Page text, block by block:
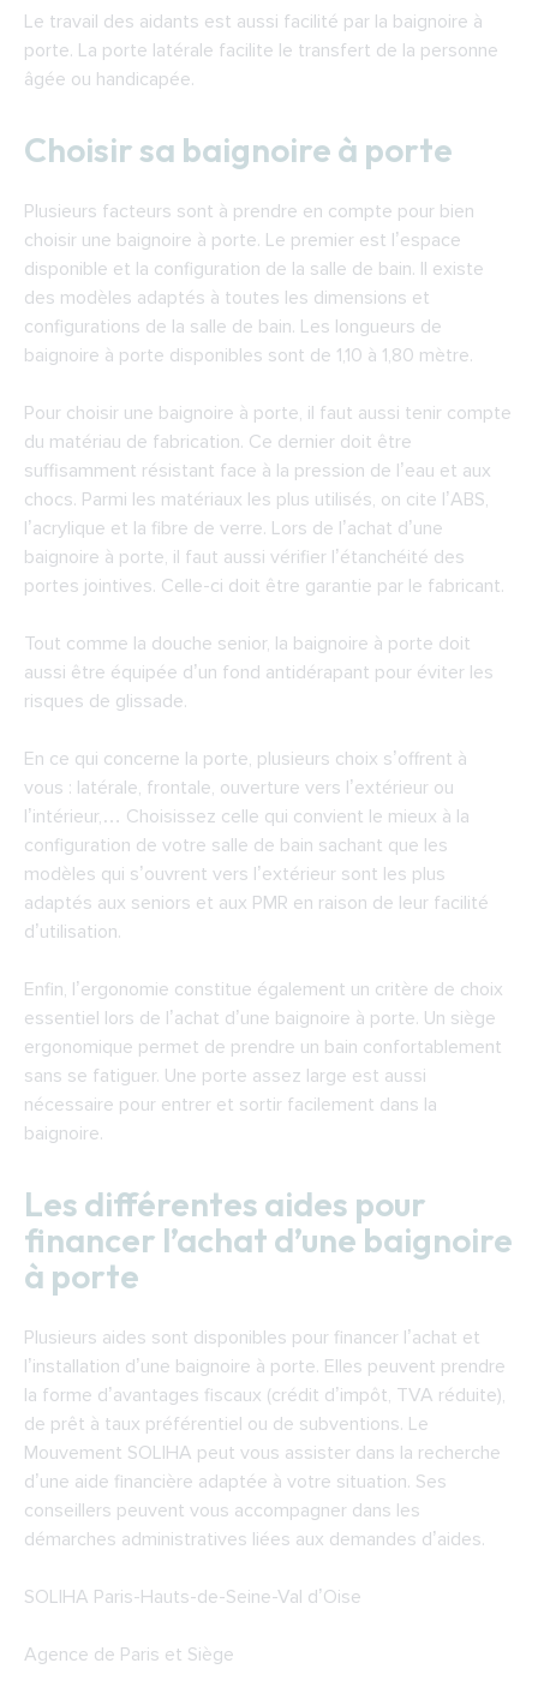
Le travail des aidants est aussi facilité par la baignoire à
porte. La porte latérale facilite le transfert de la personne
âgée ou handicapée.
Choisir sa baignoire à porte
Plusieurs facteurs sont à prendre en compte pour bien
choisir une baignoire à porte. Le premier est l’espace
disponible et la configuration de la salle de bain. Il existe
des modèles adaptés à toutes les dimensions et
configurations de la salle de bain. Les longueurs de
baignoire à porte disponibles sont de 1,10 à 1,80 mètre.
Pour choisir une baignoire à porte, il faut aussi tenir compte
du matériau de fabrication. Ce dernier doit être
suffisamment résistant face à la pression de l’eau et aux
chocs. Parmi les matériaux les plus utilisés, on cite l’ABS,
l’acrylique et la fibre de verre. Lors de l’achat d’une
baignoire à porte, il faut aussi vérifier l’étanchéité des
portes jointives. Celle-ci doit être garantie par le fabricant.
Tout comme la douche senior, la baignoire à porte doit
aussi être équipée d’un fond antidérapant pour éviter les
risques de glissade.
En ce qui concerne la porte, plusieurs choix s’offrent à
vous : latérale, frontale, ouverture vers l’extérieur ou
l’intérieur,… Choisissez celle qui convient le mieux à la
configuration de votre salle de bain sachant que les
modèles qui s’ouvrent vers l’extérieur sont les plus
adaptés aux seniors et aux PMR en raison de leur facilité
d’utilisation.
Enfin, l’ergonomie constitue également un critère de choix
essentiel lors de l’achat d’une baignoire à porte. Un siège
ergonomique permet de prendre un bain confortablement
sans se fatiguer. Une porte assez large est aussi
nécessaire pour entrer et sortir facilement dans la
baignoire.
Les différentes aides pour
financer l’achat d’une baignoire
à porte
Plusieurs aides sont disponibles pour financer l’achat et
l’installation d’une baignoire à porte. Elles peuvent prendre
la forme d’avantages fiscaux (crédit d’impôt, TVA réduite),
de prêt à taux préférentiel ou de subventions. Le
Mouvement SOLIHA peut vous assister dans la recherche
d’une aide financière adaptée à votre situation. Ses
conseillers peuvent vous accompagner dans les
démarches administratives liées aux demandes d’aides.
SOLIHA Paris-Hauts-de-Seine-Val d’Oise
Agence de Paris et Siège